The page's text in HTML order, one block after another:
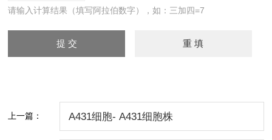
请输入计算结果（填写阿拉伯数字），如：三加四=7
上一篇： A431细胞- A431细胞株